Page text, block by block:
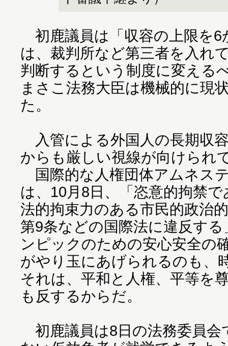
初鹿議員は「収容の上限を6
は、裁判所など第三者を入れ
判断するという制度に変える
まさこ法務大臣は機械的に現
た。
入管による外国人の長期収
からも厳しい視線が向けられ
国際的な人権団体アムネス
は、10月8日、「恣意的拘禁
法的拘束力のある市民的政治
第9条などの国際法に違反す
ンピックのための安心安全の
がやり玉にあげられるのも、
それは、平和と人権、平等を
も反するからだ。
初鹿議員は8日の法務委員会